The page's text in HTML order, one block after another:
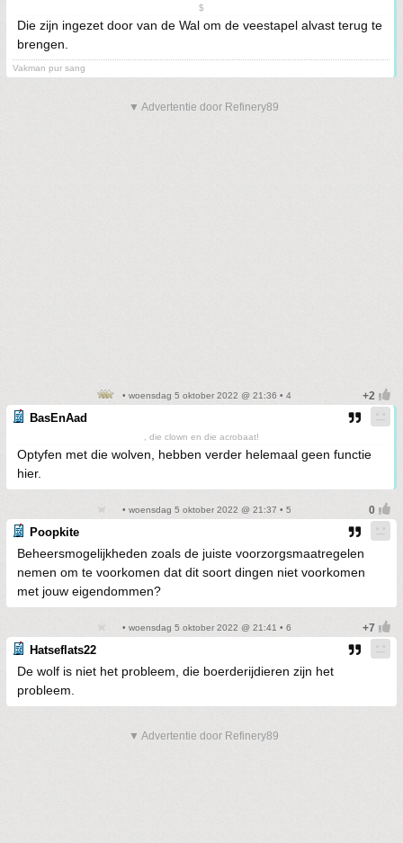
$
Die zijn ingezet door van de Wal om de veestapel alvast terug te
brengen.
Vakman pur sang
▼ Advertentie door Refinery89
• woensdag 5 oktober 2022 @ 21:36 • 4
BasEnAad
, die clown en die acrobaat!
Optyfen met die wolven, hebben verder helemaal geen functie
hier.
• woensdag 5 oktober 2022 @ 21:37 • 5
Poopkite
Beheersmogelijkheden zoals de juiste voorzorgsmaatregelen
nemen om te voorkomen dat dit soort dingen niet voorkomen
met jouw eigendommen?
• woensdag 5 oktober 2022 @ 21:41 • 6
Hatseflats22
De wolf is niet het probleem, die boerderijdieren zijn het
probleem.
▼ Advertentie door Refinery89